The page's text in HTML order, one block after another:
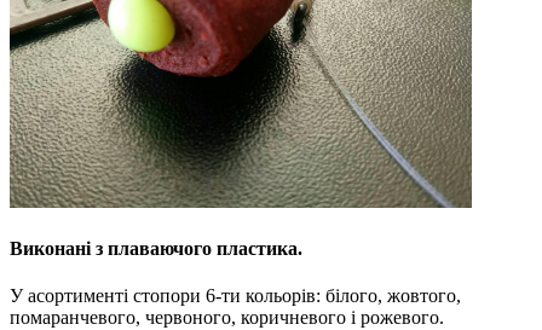
Виконані з плаваючого пластика.
У асортименті стопори 6-ти кольорів: білого, жовтого,
помаранчевого, червоного, коричневого і рожевого.